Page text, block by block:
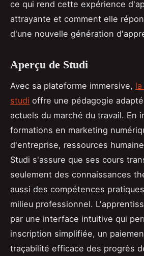
ce qui rend cette expérience
attrayante et comment elle
d'une nouvelle génération
Aperçu de Studi
Avec sa plateforme immersive,
studi offre une pédagogie
actuels du marché du travail. En
formations en marketing
d'entreprise, ressources
Studi s'assure que ses cours
seulement des connaissances
aussi des compétences
milieu professionnel.
par une interface intuitive qui
inscription simplifiée, un
traçabilité efficace des progrès